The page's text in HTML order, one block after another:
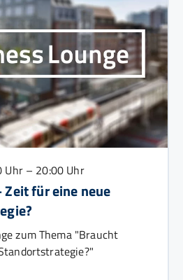
Uhr – 20:00 Uhr
für eine neue
zum Thema "Braucht